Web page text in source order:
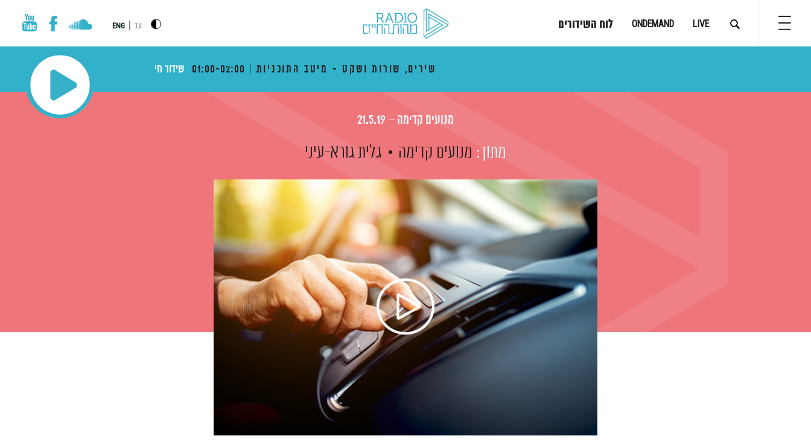
LIVE
ONDEMAND לוח השידורים עב ENG
שירים, שורות ושקט - מיטב התוכניות 01:00-02:00 שידור חי
מנועים קדימה – 21.5.19
מתוך: מנועים קדימה גלית גורא-עיני